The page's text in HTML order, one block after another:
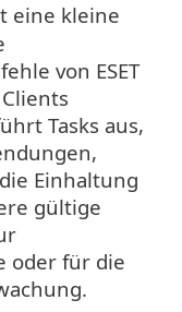
eine kleine
von ESET
Tasks aus,
Einhaltung
gültige
oder für die